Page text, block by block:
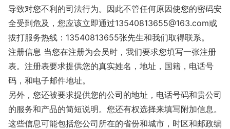
导致对您不利的司法行为。因此不管任何原因使您的密码安
全受到危及，您应该立即通过13540813655@163.com或
拔打服务热线：13540813655张先生和我们取得联系。
注册信息 当您在注册为会员时，我们要求您填写一张注册
表。注册表要求提供您的真实姓名，地址，国籍，电话号
码，和电子邮件地址。
另外，您还被要求提供您的公司的地址，电话号码和贵公司
的服务和产品的简短说明。您还有权选择来填写附加信息。
这些信息可能包括您公司所在的省份和城市，时区和邮政编